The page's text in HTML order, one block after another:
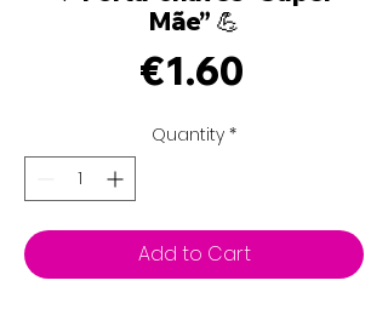
Mãe” 💪
€1.60Price
Quantity *
Add to Cart